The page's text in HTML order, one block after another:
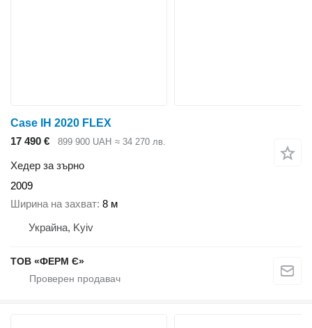
Case IH 2020 FLEX
17 490 €
899 900 UAH ≈ 34 270 лв.
Хедер за зърно
2009
Ширина на захват 8 м
Украйна, Kyiv
ТОВ «ФЕРМ Є»